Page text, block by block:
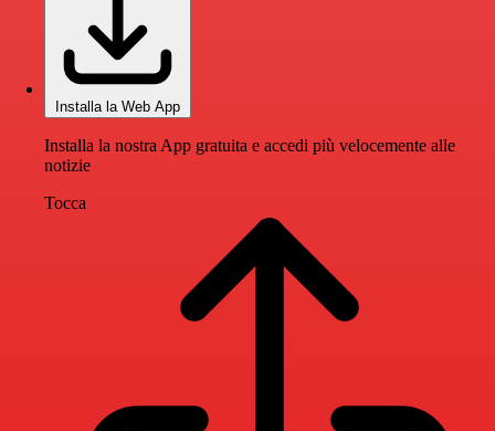
Installa la Web App
Installa la nostra App gratuita e accedi più velocemente alle
notizie
Tocca